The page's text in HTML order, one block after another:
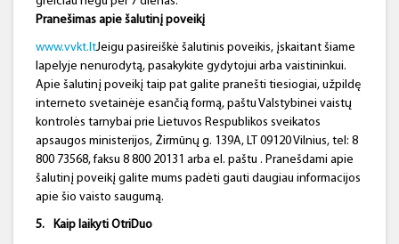
Pranešimas apie šalutinį poveikį
www.vvkt.ltJeigu pasireiškė šalutinis poveikis, įskaitant šiame
lapelyje nenurodytą, pasakykite gydytojui arba vaistininkui.
Apie šalutinį poveikį taip pat galite pranešti tiesiogiai, užpildę
interneto svetainėje esančią formą, paštu Valstybinei vaistų
kontrolės tarnybai prie Lietuvos Respublikos sveikatos
apsaugos ministerijos, Žirmūnų g. 139A, LT 09120 Vilnius, tel: 8
800 73568, faksu 8 800 20131 arba el. paštu . Pranešdami apie
šalutinį poveikį galite mums padėti gauti daugiau informacijos
apie šio vaisto saugumą.
5. Kaip laikyti OtriDuo